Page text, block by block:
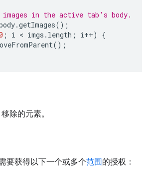
images in the active tab's body.
.getImages();
; i < imgs . length ; i++)
{
();
除的元素。
要获得以下一个或多个范围的授权：